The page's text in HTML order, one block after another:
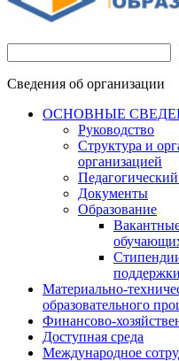
Сведения об организации
ОСНОВНЫЕ
Руководство
Структура и
организацией
Педагогический
Документы
Образование
поддержки
Материально-
образовательного
Финансово-
Доступная среда
Международное